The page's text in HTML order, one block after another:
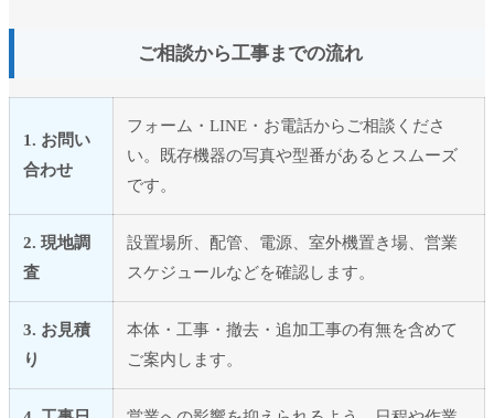
ご相談から工事までの流れ
1. お問い
合わせ
フォーム・LINE・お電話からご相談くださ
い。既存機器の写真や型番があるとスムーズ
です。
2. 現地調
査
設置場所、配管、電源、室外機置き場、営業
スケジュールなどを確認します。
3. お見積
り
本体・工事・撤去・追加工事の有無を含めて
ご案内します。